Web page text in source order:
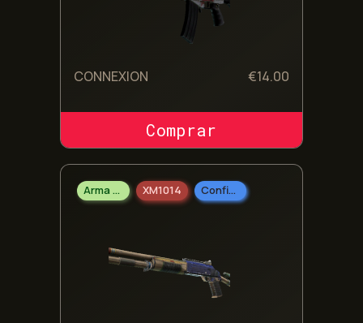
CONNEXION €14.00
COMPRAR SKIN
Arma Pesada XM1014 Confidencial